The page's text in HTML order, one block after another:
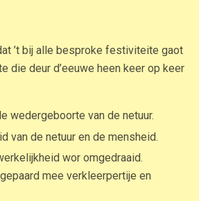
’t bij alle besproke festiviteite gaot
die deur d’eeuwe heen keer op keer
wedergeboorte van de netuur.
van de netuur en de mensheid.
wor omgedraaid.
mee verkleerpertije en